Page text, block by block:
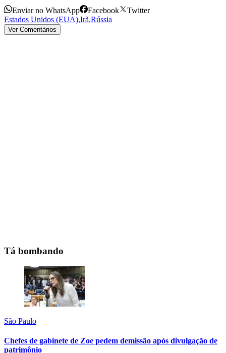
Enviar no WhatsApp Facebook
Twitter
Estados Unidos (EUA),Irã,Rússia
Ver Comentários
Tá bombando
São Paulo
Chefes de gabinete de Zoe pedem demissão após divulgação de
patrimônio